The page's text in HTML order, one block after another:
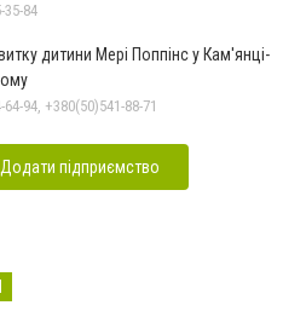
35-84
дитини Мері Поппінс у Кам'янці-
94, +380(50)541-88-71
Додати підприємство